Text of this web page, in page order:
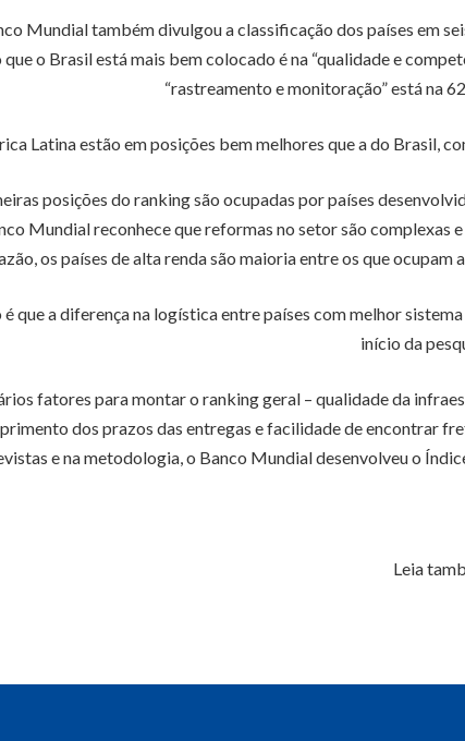
Mundial também divulgou a classificação dos países em
o Brasil está mais bem colocado é na “qualidade e
“rastreamento e monitoração” está na
Latina estão em posições bem melhores que a do Brasil,
posições do ranking são ocupadas por países
Mundial reconhece que reformas no setor são
os países de alta renda são maioria entre os que
que a diferença na logística entre países com melhor
início da
fatores para montar o ranking geral – qualidade da
dos prazos das entregas e facilidade de encontrar
e na metodologia, o Banco Mundial desenvolveu o
Leia